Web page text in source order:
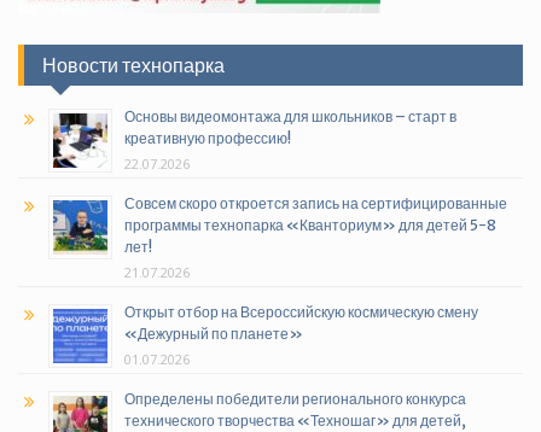
Новости технопарка
Основы видеомонтажа для школьников – старт в
креативную профессию!
22.07.2026
Совсем скоро откроется запись на сертифицированные
программы технопарка «Кванториум» для детей 5-8
лет!
21.07.2026
Открыт отбор на Всероссийскую космическую смену
«Дежурный по планете»
01.07.2026
Определены победители регионального конкурса
технического творчества «Техношаг» для детей,